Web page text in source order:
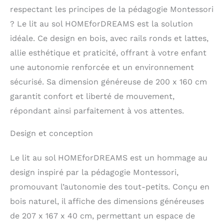
respectant les principes de la pédagogie Montessori
? Le lit au sol HOMEforDREAMS est la solution
idéale. Ce design en bois, avec rails ronds et lattes,
allie esthétique et praticité, offrant à votre enfant
une autonomie renforcée et un environnement
sécurisé. Sa dimension généreuse de 200 x 160 cm
garantit confort et liberté de mouvement,
répondant ainsi parfaitement à vos attentes.
Design et conception
Le lit au sol HOMEforDREAMS est un hommage au
design inspiré par la pédagogie Montessori,
promouvant l’autonomie des tout-petits. Conçu en
bois naturel, il affiche des dimensions généreuses
de 207 x 167 x 40 cm, permettant un espace de